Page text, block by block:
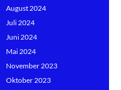
August 2024
Juli 2024
Juni 2024
Mai 2024
November 2023
Oktober 2023